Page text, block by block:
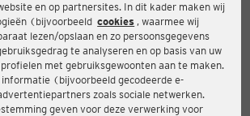
en op partnersites. In dit kader maken wij
(bijvoorbeeld cookies , waarmee wij
lezen/opslaan en zo persoonsgegevens
te analyseren en op basis van uw
met gebruiksgewoonten aan te maken.
informatie (bijvoorbeeld gecodeerde e-
zoals sociale netwerken.
geven voor deze verwerking voor
ERNSTING'S FAMILY-WINKEL
Schützenhof 1
59821 Arnsberg
4,3
Beoordeling: